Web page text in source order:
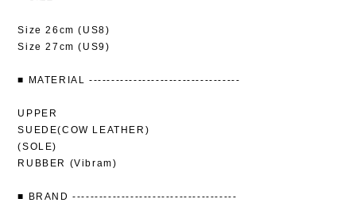
Size 26cm (US8)
Size 27cm (US9)
■ MATERIAL ----------------------------------
UPPER
SUEDE(COW LEATHER)
(SOLE)
RUBBER (Vibram)
■ BRAND -------------------------------------